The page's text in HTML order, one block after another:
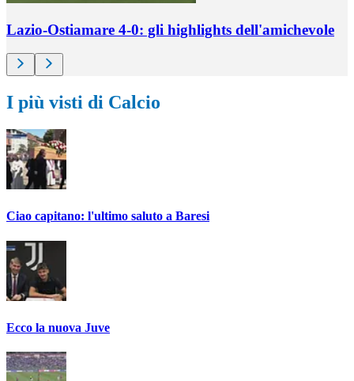
Lazio-Ostiamare 4-0: gli highlights dell'amichevole
I più visti di Calcio
Ciao capitano: l'ultimo saluto a Baresi
Ecco la nuova Juve